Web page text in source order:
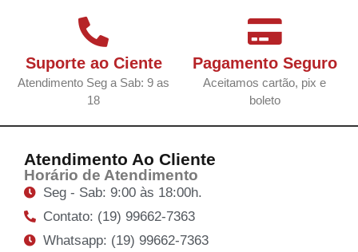
Suporte ao Ciente
Atendimento Seg a Sab: 9 as
18
Pagamento Seguro
Aceitamos cartão, pix e
boleto
Atendimento Ao Cliente
Horário de Atendimento
Seg - Sab: 9:00 às 18:00h.
Contato: (19) 99662-7363
Whatsapp: (19) 99662-7363